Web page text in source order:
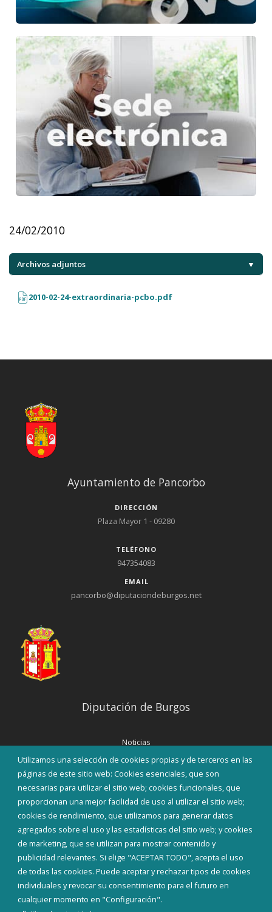
24/02/2010
Archivos adjuntos ▼
2010-02-24-extraordinaria-pcbo.pdf
Utilizamos una selección de cookies propias y de terceros en las
páginas de este sitio web: Cookies esenciales, que son
necesarias para utilizar el sitio web; cookies funcionales, que
proporcionan una mejor facilidad de uso al utilizar el sitio web;
cookies de rendimiento, que utilizamos para generar datos
agregados sobre el uso y las estadísticas del sitio web; y cookies
de marketing, que se utilizan para mostrar contenido y
publicidad relevantes. Si elige "ACEPTAR TODO", acepta el uso
de todas las cookies. Puede aceptar y rechazar tipos de cookies
individuales y revocar su consentimiento para el futuro en
cualquier momento en "Configuración".
Ayuntamiento de Pancorbo
DIRECCIÓN
Plaza Mayor 1 - 09280
TELÉFONO
947354083
EMAIL
pancorbo@diputaciondeburgos.net
Diputación de Burgos
Noticias
Eventos
Corporación Municipal
Teléfonos de interés
INICIAR SESIÓN
MAPA WEB